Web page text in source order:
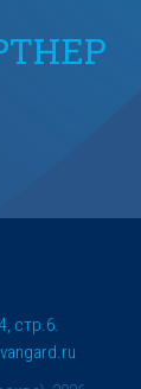
стр.6.